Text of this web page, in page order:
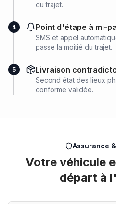
du trajet.
4 Point d'étape à mi-
SMS et appel
passe la moitié du trajet.
5 Livraison
Second état des lieux
conforme validée.
Assurance
Votre véhicule
départ à